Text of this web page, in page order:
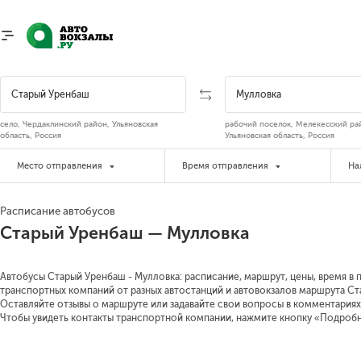
село, Чердаклинский район, Ульяновская
область, Россия
рабочий поселок, Мелекесский
Ульяновская область, Россия
Место отправления Время отправления
Расписание автобусов
Старый Уренбаш — Мулловка
Автобусы Старый Уренбаш - Мулловка: расписание, маршрут, цены, время в
транспортных компаний от разных автостанций и автовокзалов маршрута
Оставляйте отзывы о маршруте или задавайте свои вопросы в
Чтобы увидеть контакты транспортной компании, нажмите кнопку